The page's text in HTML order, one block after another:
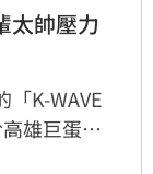
太帥壓力
K-WAVE
雄巨蛋熱
CRAVITY、